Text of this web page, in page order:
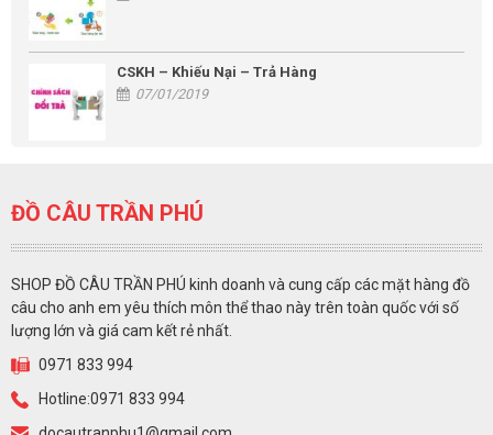
CSKH – Khiếu Nại – Trả Hàng
07/01/2019
ĐỒ CÂU TRẦN PHÚ
SHOP ĐỒ CÂU TRẦN PHÚ kinh doanh và cung cấp các mặt hàng đồ
câu cho anh em yêu thích môn thể thao này trên toàn quốc với số
lượng lớn và giá cam kết rẻ nhất.
0971 833 994
Hotline:0971 833 994